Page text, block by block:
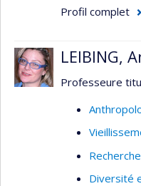
main-d'oeuvre
Profil complet
LEIBING,
Professeure
Diversité